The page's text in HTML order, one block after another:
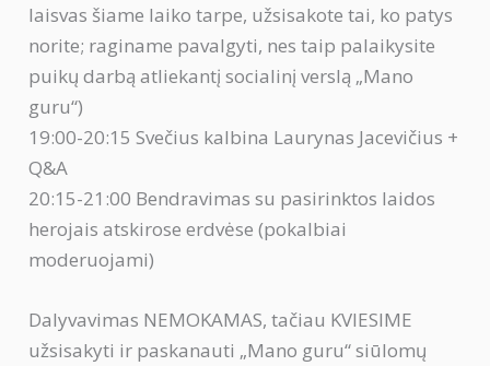
laisvas šiame laiko tarpe, užsisakote tai, ko patys
norite; raginame pavalgyti, nes taip palaikysite
puikų darbą atliekantį socialinį verslą „Mano
guru“)
19:00-20:15 Svečius kalbina Laurynas Jacevičius +
Q&A
20:15-21:00 Bendravimas su pasirinktos laidos
herojais atskirose erdvėse (pokalbiai
moderuojami)
Dalyvavimas NEMOKAMAS, tačiau KVIESIME
užsisakyti ir paskanauti „Mano guru“ siūlomų